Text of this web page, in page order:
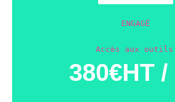
ENGAGÉ
Accès aux outils
380€HT /